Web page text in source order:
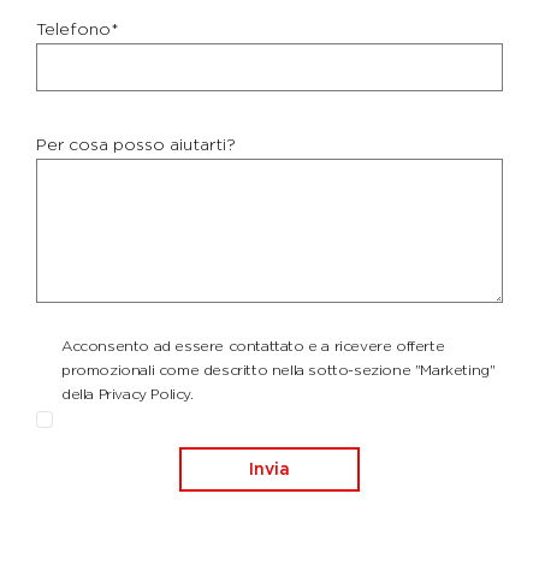
Telefono*
Per cosa posso aiutarti?
Acconsento ad essere contattato e a ricevere offerte
promozionali come descritto nella sotto-sezione "Marketing"
della Privacy Policy.
Invia